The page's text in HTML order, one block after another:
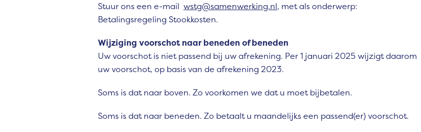
Stuur ons een e-mail wstg@samenwerking.nl, met als onderwerp:
Betalingsregeling Stookkosten.
Wijziging voorschot naar beneden of beneden
Uw voorschot is niet passend bij uw afrekening. Per 1 januari 2025 wijzigt daarom
uw voorschot, op basis van de afrekening 2023.
Soms is dat naar boven. Zo voorkomen we dat u moet bijbetalen.
Soms is dat naar beneden. Zo betaalt u maandelijks een passend(er) voorschot.